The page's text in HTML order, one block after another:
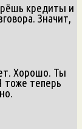
кредиты и
Значит,
Хорошо. Ты
тоже теперь